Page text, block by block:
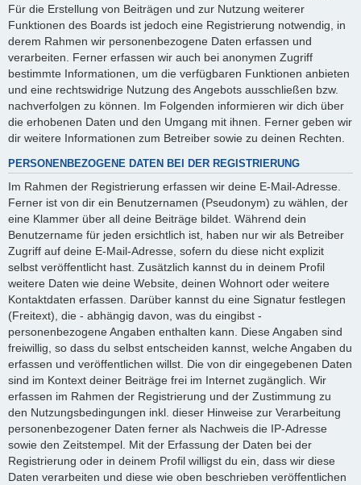
Für die Erstellung von Beiträgen und zur Nutzung weiterer
Funktionen des Boards ist jedoch eine Registrierung notwendig, in
derem Rahmen wir personenbezogene Daten erfassen und
verarbeiten. Ferner erfassen wir auch bei anonymen Zugriff
bestimmte Informationen, um die verfügbaren Funktionen anbieten
und eine rechtswidrige Nutzung des Angebots ausschließen bzw.
nachverfolgen zu können. Im Folgenden informieren wir dich über
die erhobenen Daten und den Umgang mit ihnen. Ferner geben wir
dir weitere Informationen zum Betreiber sowie zu deinen Rechten.
PERSONENBEZOGENE DATEN BEI DER REGISTRIERUNG
Im Rahmen der Registrierung erfassen wir deine E-Mail-Adresse.
Ferner ist von dir ein Benutzernamen (Pseudonym) zu wählen, der
eine Klammer über all deine Beiträge bildet. Während dein
Benutzername für jeden ersichtlich ist, haben nur wir als Betreiber
Zugriff auf deine E-Mail-Adresse, sofern du diese nicht explizit
selbst veröffentlicht hast. Zusätzlich kannst du in deinem Profil
weitere Daten wie deine Website, deinen Wohnort oder weitere
Kontaktdaten erfassen. Darüber kannst du eine Signatur festlegen
(Freitext), die - abhängig davon, was du eingibst -
personenbezogene Angaben enthalten kann. Diese Angaben sind
freiwillig, so dass du selbst entscheiden kannst, welche Angaben du
erfassen und veröffentlichen willst. Die von dir eingegebenen Daten
sind im Kontext deiner Beiträge frei im Internet zugänglich. Wir
erfassen im Rahmen der Registrierung und der Zustimmung zu
den Nutzungsbedingungen inkl. dieser Hinweise zur Verarbeitung
personenbezogener Daten ferner als Nachweis die IP-Adresse
sowie den Zeitstempel. Mit der Erfassung der Daten bei der
Registrierung oder in deinem Profil willigst du ein, dass wir diese
Daten verarbeiten und diese wie oben beschrieben veröffentlichen